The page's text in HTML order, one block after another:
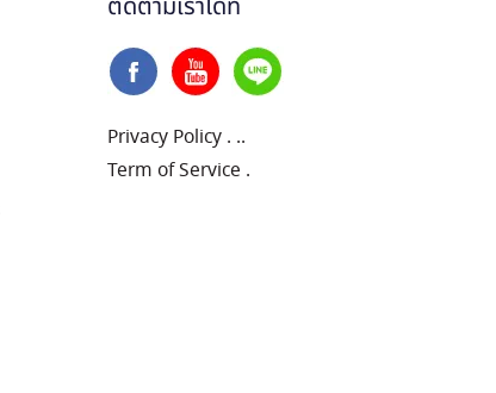
ติดตามเราได้ที่
Privacy Policy . ..
Term of Service .